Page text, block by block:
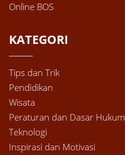
Online BOS
KATEGORI
Tips dan Trik
Pendidikan
Wisata
Peraturan dan Dasar Hukum
Teknologi
Inspirasi dan Motivasi